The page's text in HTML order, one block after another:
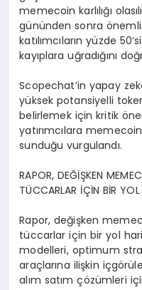
memecoin karlılığı
gününden sonra önemli
katılımcıların yüzde
kayıplara uğradığını
Scopechat’in yapay
yüksek potansiyelli
belirlemek için kritik
yatırımcılara
sunduğu vurgulandı.
RAPOR, DEĞİŞKEN
TÜCCARLAR İÇİN BİR YOL
Rapor, değişken
tüccarlar için bir yol
modelleri, optimum
araçlarına ilişkin
alım satım çözümleri